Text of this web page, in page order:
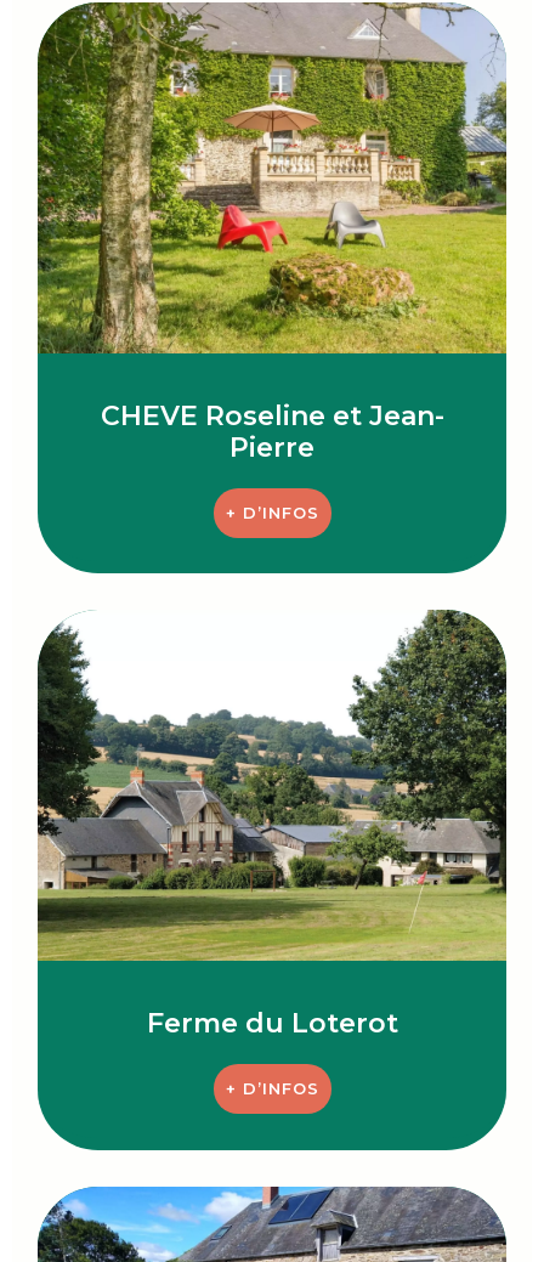
CHEVE Roseline et Jean-
Pierre
+ D’INFOS
Ferme du Loterot
+ D’INFOS